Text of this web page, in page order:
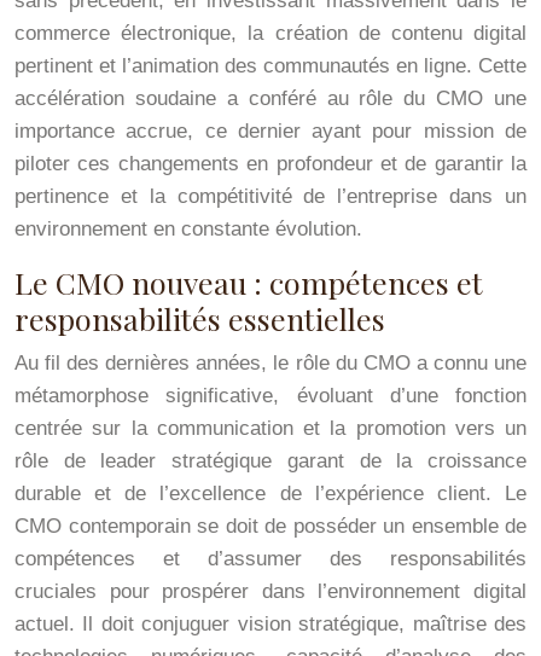
commerce électronique, la création de contenu digital
pertinent et l’animation des communautés en ligne. Cette
accélération soudaine a conféré au rôle du CMO une
importance accrue, ce dernier ayant pour mission de
piloter ces changements en profondeur et de garantir la
pertinence et la compétitivité de l’entreprise dans un
environnement en constante évolution.
Le CMO nouveau : compétences et
responsabilités essentielles
Au fil des dernières années, le rôle du CMO a connu une
métamorphose significative, évoluant d’une fonction
centrée sur la communication et la promotion vers un
rôle de leader stratégique garant de la croissance
durable et de l’excellence de l’expérience client. Le
CMO contemporain se doit de posséder un ensemble de
compétences et d’assumer des responsabilités
cruciales pour prospérer dans l’environnement digital
actuel. Il doit conjuguer vision stratégique, maîtrise des